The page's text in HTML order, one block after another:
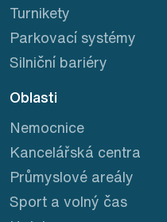
Turnikety
Parkovací systémy
Silniční bariéry
Oblasti
Nemocnice
Kancelářská centra
Průmyslové areály
Sport a volný čas